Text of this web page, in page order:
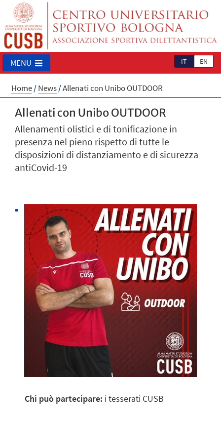
IT EN
MENU
Home/News/Allenati con Unibo OUTDOOR
Allenati con Unibo OUTDOOR
Allenamenti olistici e di tonificazione in
presenza nel pieno rispetto di tutte le
disposizioni di distanziamento e di sicurezza
antiCovid-19
Chi può partecipare: i tesserati CUSB